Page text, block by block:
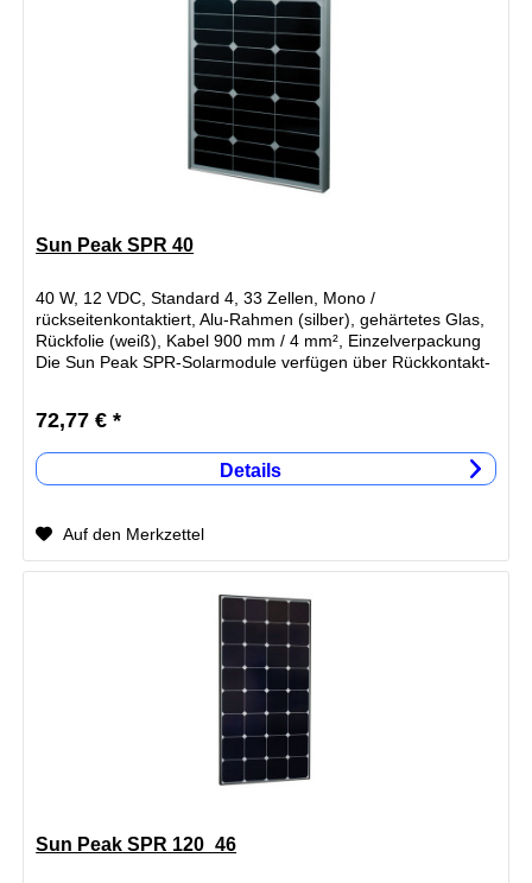
Sun Peak SPR 40
40 W, 12 VDC, Standard 4, 33 Zellen, Mono /
rückseitenkontaktiert, Alu-Rahmen (silber), gehärtetes Glas,
Rückfolie (weiß), Kabel 900 mm / 4 mm², Einzelverpackung
Die Sun Peak SPR-Solarmodule verfügen über Rückkontakt-
72,77 € *
Details
Auf den Merkzettel
Sun Peak SPR 120_46